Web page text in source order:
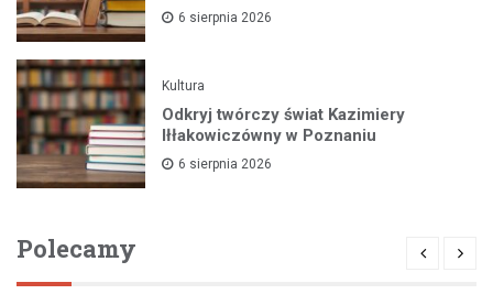
6 sierpnia 2026
Kultura
Odkryj twórczy świat Kazimiery
Iłłakowiczówny w Poznaniu
6 sierpnia 2026
Polecamy